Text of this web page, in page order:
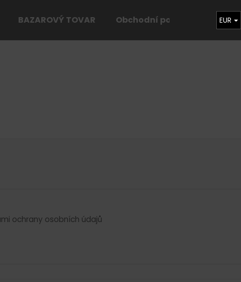
BAZAROVÝ TOVAR Obchodní podmínky EUR
ochrany osobních údajů